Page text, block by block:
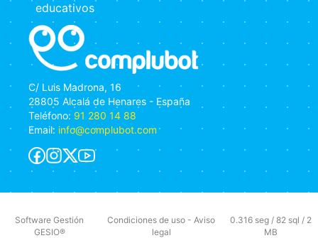
C/ Luis Madrona, 16
28805 Alcalá de Henares - España
Teléfono: 91 280 14 88
Email: info@complubot.com
educativos
Software Gestión
GESIO®
Condiciones de uso - Aviso
legal
0.316 seg / 82 sql / 2
MB